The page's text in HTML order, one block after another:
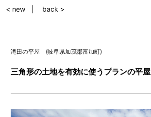
< new back >
滝田の平屋 (岐阜県加茂郡富加町)
三角形の土地を有効に使うプランの平屋